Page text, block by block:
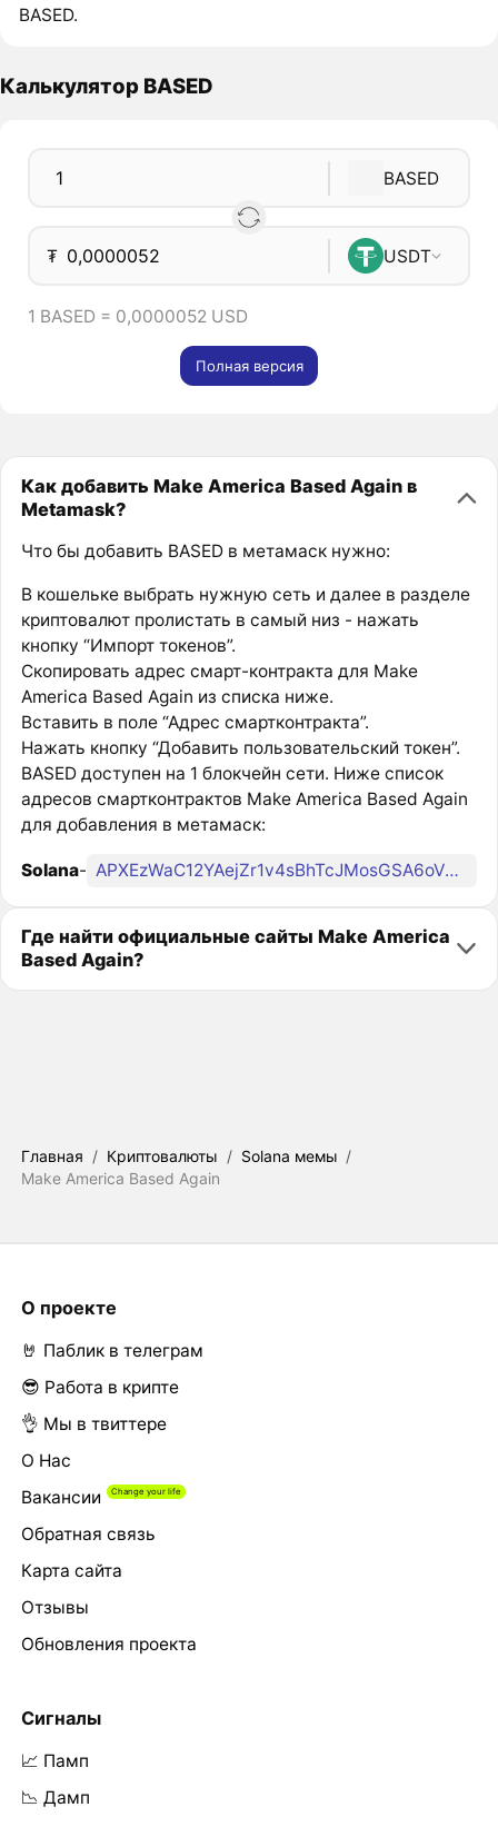
BASED.
Калькулятор BASED
BASED
₮ USDT
1 BASED = 0,0000052 USD
Полная версия
Как добавить Make America Based Again в
Metamask?
Что бы добавить BASED в метамаск нужно:
В кошельке выбрать нужную сеть и далее в разделе
криптовалют пролистать в самый низ - нажать
кнопку “Импорт токенов”.
Скопировать адрес смарт-контракта для Make
America Based Again из списка ниже.
Вставить в поле “Адрес смартконтракта”.
Нажать кнопку “Добавить пользовательский токен”.
BASED доступен на 1 блокчейн сети. Ниже список
адресов смартконтрактов Make America Based Again
для добавления в метамаск:
Solana- APXEzWaC12YAejZr1v4sBhTcJMosGSA6oV5aTn9Jpump
Где найти официальные сайты Make America
Based Again?
Главная / Криптовалюты / Solana мемы /
Make America Based Again
О проекте
🤘 Паблик в телеграм
😎 Работа в крипте
👌 Мы в твиттере
О Нас
Вакансии
Обратная связь
Карта сайта
Отзывы
Обновления проекта
Сигналы
📈 Памп
📉 Дамп